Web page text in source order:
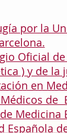
por la
Oficial
) y de la
en
de
Medicina